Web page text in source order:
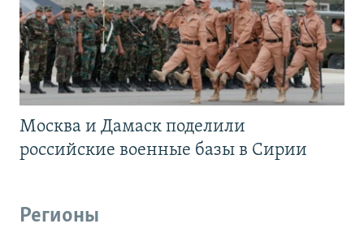
Москва и Дамаск поделили
российские военные базы в Сирии
Регионы